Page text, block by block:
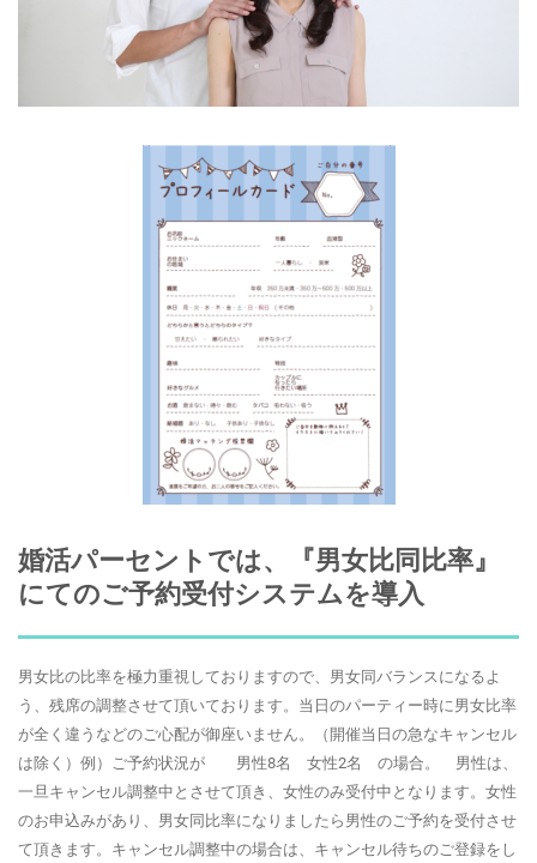
婚活パーセントでは、『男女比同比率』
にてのご予約受付システムを導入
男女比の比率を極力重視しておりますので、男女同バランスになるよ
う、残席の調整させて頂いております。当日のパーティー時に男女比率
が全く違うなどのご心配が御座いません。（開催当日の急なキャンセル
は除く）例）ご予約状況が 男性8名 女性2名 の場合。 男性は、
一旦キャンセル調整中とさせて頂き、女性のみ受付中となります。女性
のお申込みがあり、男女同比率になりましたら男性のご予約を受付させ
て頂きます。キャンセル調整中の場合は、キャンセル待ちのご登録をし